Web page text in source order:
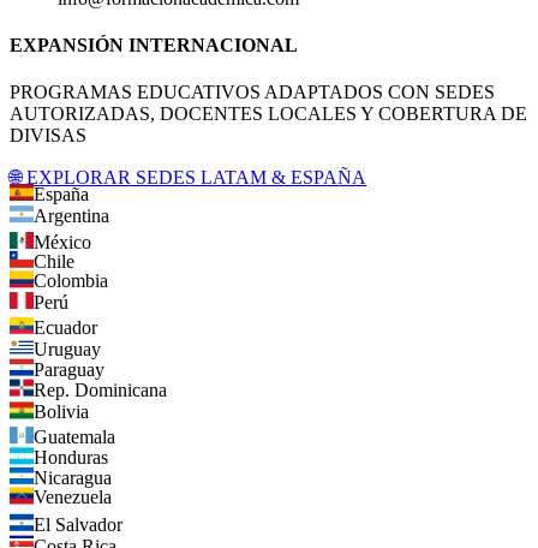
EXPANSIÓN INTERNACIONAL
PROGRAMAS EDUCATIVOS ADAPTADOS CON SEDES
AUTORIZADAS, DOCENTES LOCALES Y COBERTURA DE
DIVISAS
🌐 EXPLORAR SEDES LATAM & ESPAÑA
España
Argentina
México
Chile
Colombia
Perú
Ecuador
Uruguay
Paraguay
Rep. Dominicana
Bolivia
Guatemala
Honduras
Nicaragua
Venezuela
El Salvador